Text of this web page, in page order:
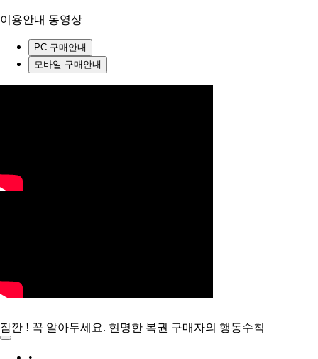
이용안내 동영상
PC 구매안내
모바일 구매안내
잠깐 ! 꼭 알아두세요. 현명한 복권 구매자의 행동수칙